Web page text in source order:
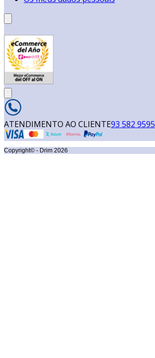
ATENDIMENTO AO CLIENTE93 582 9595
Copyright© - Drim 2026